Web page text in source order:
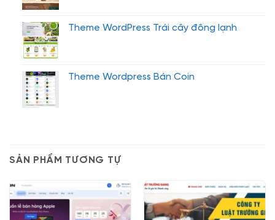
Theme WordPress Trái cây đông lạnh
Theme Wordpress Bán Coin
SẢN PHẨM TƯƠNG TỰ